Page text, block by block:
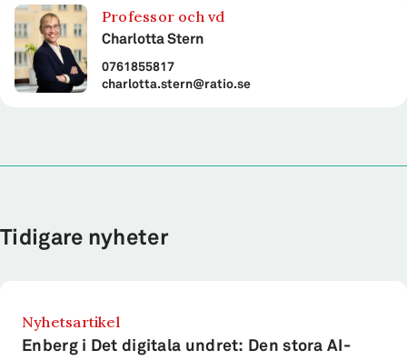
Professor och vd
Charlotta Stern
0761855817
charlotta.stern@ratio.se
Tidigare nyheter
Nyhetsartikel
Enberg i Det digitala undret: Den stora AI-